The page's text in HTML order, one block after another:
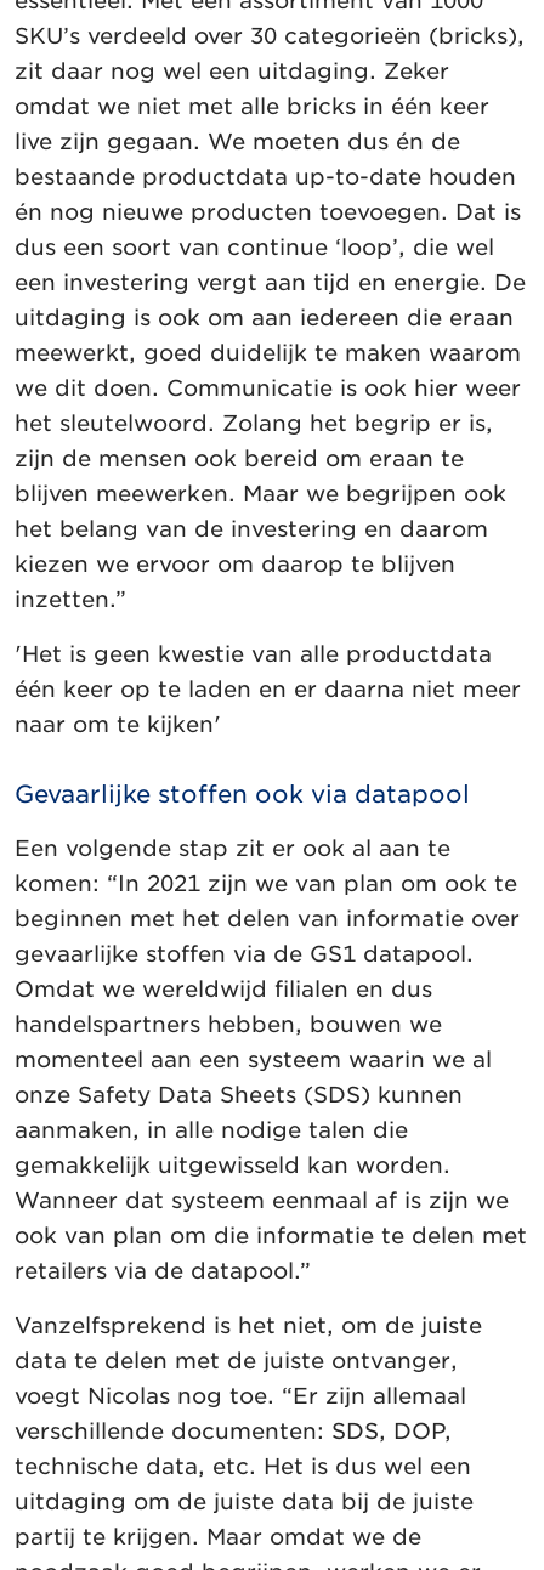
SKU’s verdeeld over 30 categorieën (bricks),
zit daar nog wel een uitdaging. Zeker
omdat we niet met alle bricks in één keer
live zijn gegaan. We moeten dus én de
bestaande productdata up-to-date houden
én nog nieuwe producten toevoegen. Dat is
dus een soort van continue ‘loop’, die wel
een investering vergt aan tijd en energie. De
uitdaging is ook om aan iedereen die eraan
meewerkt, goed duidelijk te maken waarom
we dit doen. Communicatie is ook hier weer
het sleutelwoord. Zolang het begrip er is,
zijn de mensen ook bereid om eraan te
blijven meewerken. Maar we begrijpen ook
het belang van de investering en daarom
kiezen we ervoor om daarop te blijven
inzetten.”
'Het is geen kwestie van alle productdata
één keer op te laden en er daarna niet meer
naar om te kijken'
Gevaarlijke stoffen ook via datapool
Een volgende stap zit er ook al aan te
komen: “In 2021 zijn we van plan om ook te
beginnen met het delen van informatie over
gevaarlijke stoffen via de GS1 datapool.
Omdat we wereldwijd filialen en dus
handelspartners hebben, bouwen we
momenteel aan een systeem waarin we al
onze Safety Data Sheets (SDS) kunnen
aanmaken, in alle nodige talen die
gemakkelijk uitgewisseld kan worden.
Wanneer dat systeem eenmaal af is zijn we
ook van plan om die informatie te delen met
retailers via de datapool.”
Vanzelfsprekend is het niet, om de juiste
data te delen met de juiste ontvanger,
voegt Nicolas nog toe. “Er zijn allemaal
verschillende documenten: SDS, DOP,
technische data, etc. Het is dus wel een
uitdaging om de juiste data bij de juiste
partij te krijgen. Maar omdat we de